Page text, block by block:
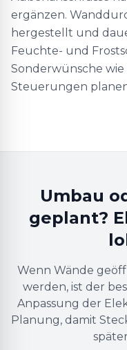
ergänzen.
hergestellt und
Feuchte- und
Sonderwünsche
Steuerungen
Umbau
geplant?
Wenn Wände
werden, ist der
Anpassung der
Planung, damit